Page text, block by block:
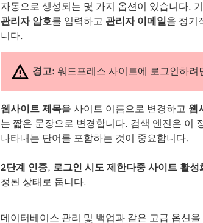
자동으로 생성되는 몇 가지 옵션이 있습니다.
관리자 암호를 입력하고 관리자 이메일 을 정기
니다.
경고: 워드프레스 사이트에 로그인하려
웹사이트 제목을 사이트 이름으로 변경하고 웹
는 짧은 문장으로 변경합니다. 검색 엔진은 이
나타내는 단어를 포함하는 것이 중요합니다.
2단계 인증 로그인 시도 제한다중 사이트 활성
정된 상태로 둡니다.
데이터베이스 관리 및 백업과 같은 고급 옵션